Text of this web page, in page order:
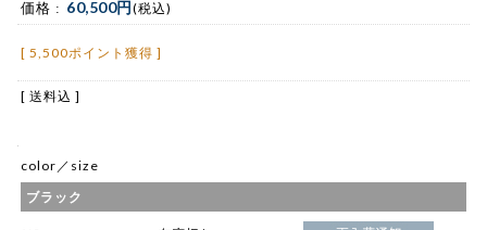
価格 : 60,500円(税込)
[ 5,500ポイント獲得 ]
[ 送料込 ]
color／size
ブラック